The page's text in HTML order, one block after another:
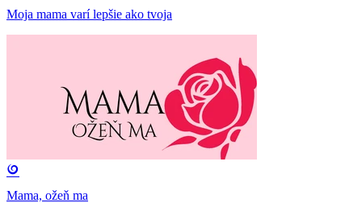
Moja mama varí lepšie ako tvoja
Mama, ožeň ma